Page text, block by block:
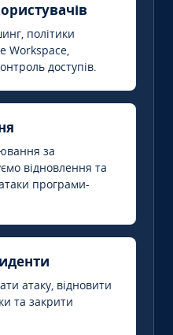
політики
Workspace,
доступів.
за
відновлення та
програми-
атаку, відновити
та закрити